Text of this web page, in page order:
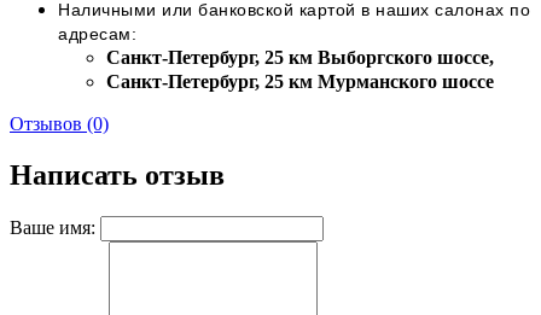
Наличными или банковской картой в наших салонах по
адресам:
Cанкт-Петербург, 25 км Выборгского шоссе,
Cанкт-Петербург, 25 км Мурманского шоссе
Отзывов (0)
Написать отзыв
Ваше имя: